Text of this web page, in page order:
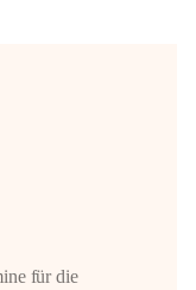
für die